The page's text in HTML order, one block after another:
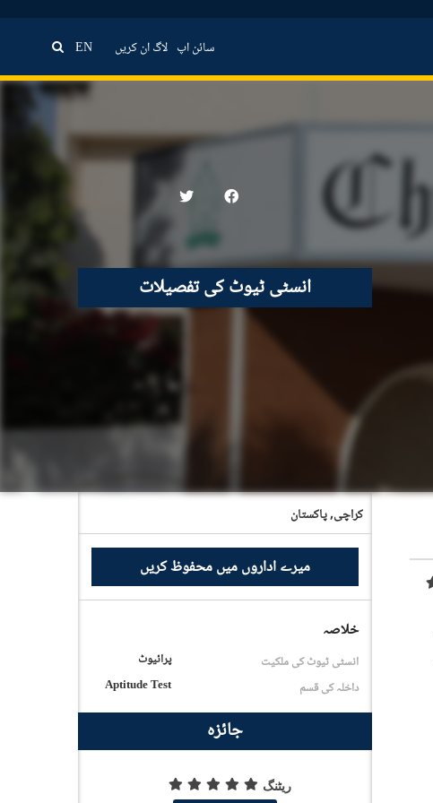
سائن اپ لاگ ان کریں EN
انسٹی ٹیوٹ کی تفصیلات
کراچی,پاکستان
میرے اداروں میں محفوظ کریں
خلاصہ
انسٹی ٹیوٹ کی ملکیت
پرائیوٹ
داخلہ کی قسم
Aptitude Test
جائزہ
ریٹنگ